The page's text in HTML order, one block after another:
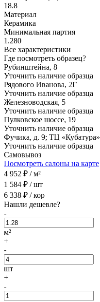
18.8
Материал
Керамика
Минимальная партия
1.280
Все характеристики
Где посмотреть образец?
Рубинштейна, 8
Уточнить наличие образца
Рядового Иванова, 2Г
Уточнить наличие образца
Железноводская, 5
Уточнить наличие образца
Пулковское шоссе, 19
Уточнить наличие образца
Фучика, д. 9; ТЦ «Кубатура»
Уточнить наличие образца
Самовывоз
Посмотреть салоны на карте
4 952 ₽ /м²
1 584 ₽ /шт
6 338 ₽ /кор
Нашли дешевле?
-
м²
+
-
шт
+
-